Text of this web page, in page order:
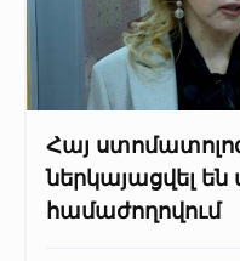
Հայ
ներկայացվել են
համաժողովում